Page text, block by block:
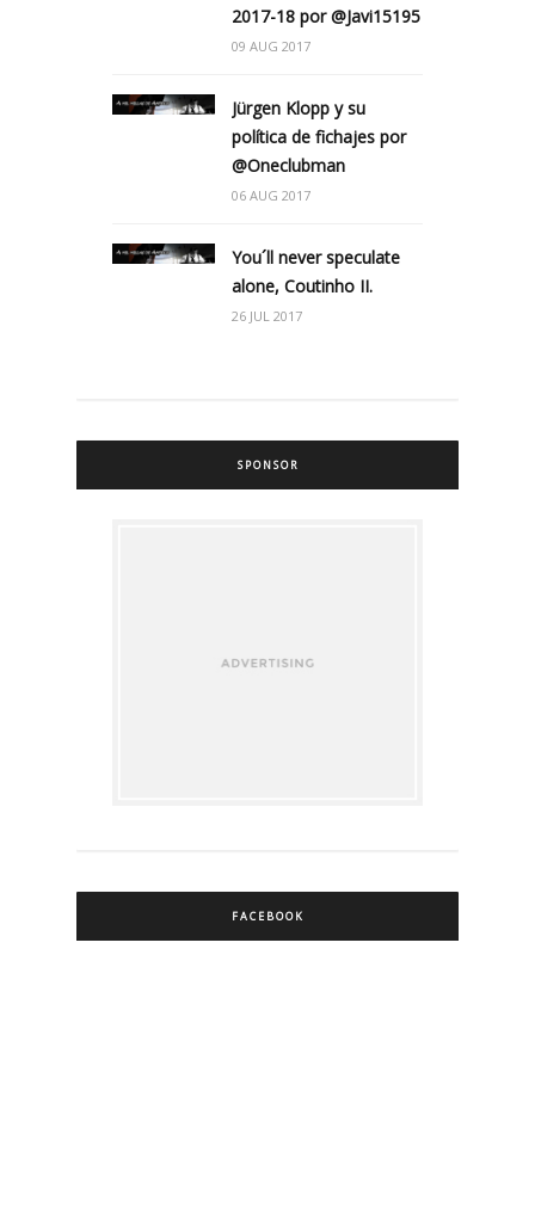
2017-18 por @Javi15195
09 AUG 2017
Jürgen Klopp y su
política de fichajes por
@Oneclubman
06 AUG 2017
You´ll never speculate
alone, Coutinho II.
26 JUL 2017
SPONSOR
FACEBOOK